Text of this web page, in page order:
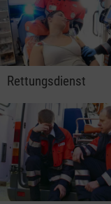
Rettungsdienst